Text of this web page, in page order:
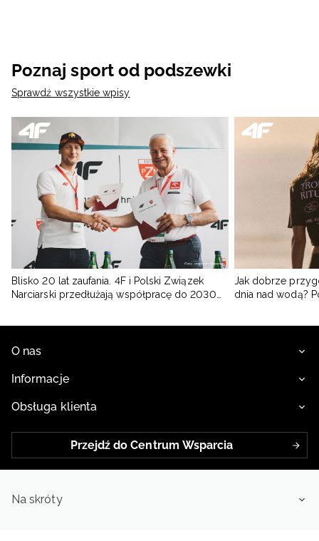
Poznaj sport od podszewki
Sprawdź wszystkie wpisy
Blisko 20 lat zaufania. 4F i Polski Związek
Narciarski przedłużają współpracę do 2030
Jak dobrze
dnia nad wodą?
O nas
Informacje
Obsługa klienta
Przejdź do Centrum Wsparcia
Na skróty